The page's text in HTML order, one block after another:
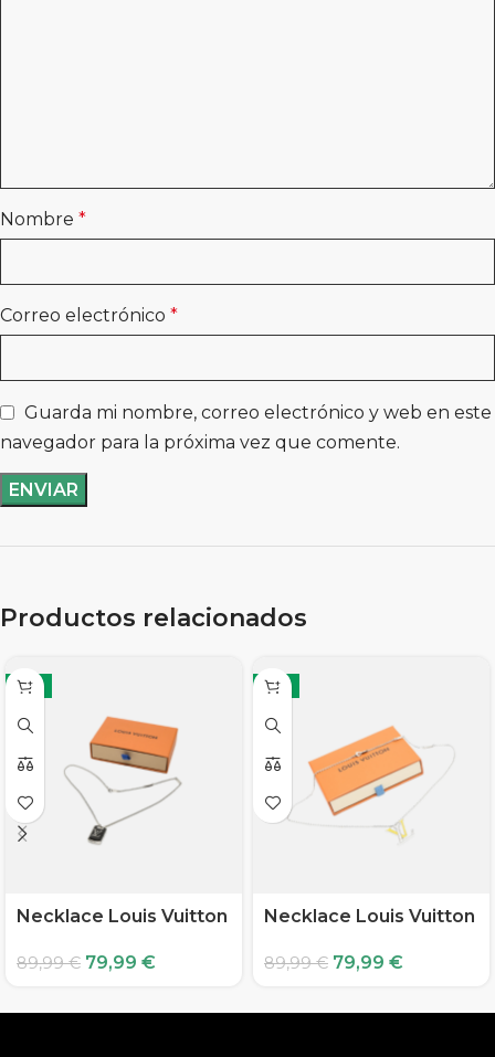
Nombre *
Correo electrónico *
Guarda mi nombre, correo electrónico y web en este
navegador para la próxima vez que comente.
Productos relacionados
-11%
Necklace Louis Vuitton
89,99€ 79,99 €
-11%
Necklace Louis Vuitton
89,99€ 79,99 €